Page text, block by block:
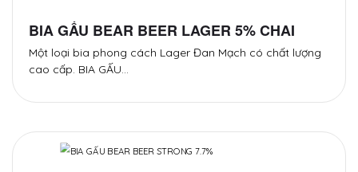
BIA GẤU BEAR BEER LAGER 5% CHAI
Một loại bia phong cách Lager Đan Mạch có chất lượng
cao cấp. BIA GẤU…